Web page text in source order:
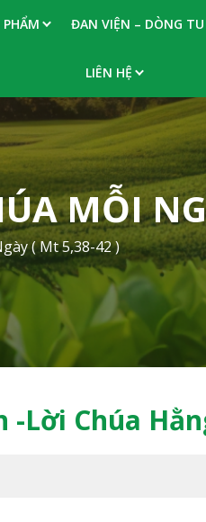
PHẨM ĐAN VIỆN – DÒNG TU
LIÊN HỆ
MỖI
( Mt 5,38-42 )
Lời Chúa